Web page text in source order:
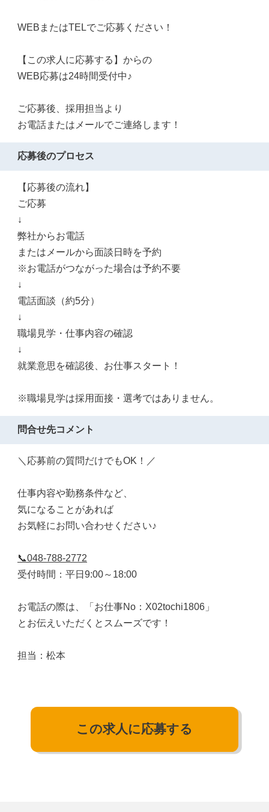
WEBまたはTELでご応募ください！
【この求人に応募する】からの
WEB応募は24時間受付中♪
ご応募後、採用担当より
お電話またはメールでご連絡します！
応募後のプロセス
【応募後の流れ】
ご応募
↓
弊社からお電話
またはメールから面談日時を予約
※お電話がつながった場合は予約不要
↓
電話面談（約5分）
↓
職場見学・仕事内容の確認
↓
就業意思を確認後、お仕事スタート！
※職場見学は採用面接・選考ではありません。
問合せ先コメント
＼応募前の質問だけでもOK！／
仕事内容や勤務条件など、
気になることがあれば
お気軽にお問い合わせください♪
📞048-788-2772
受付時間：平日9:00～18:00
お電話の際は、「お仕事No：X02tochi1806」
とお伝えいただくとスムーズです！
担当：松本
この求人に応募する